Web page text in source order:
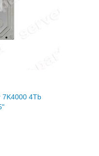
7K4000 4Tb